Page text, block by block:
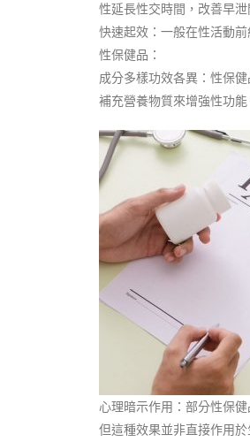
性延長性交時間，改善早泄
快速起效：一般在性活動
性保健品：
成分多樣功效各異：性保
補充營養物質來增強性功
心理暗示作用：部分性保
但這種效果並非直接作用於